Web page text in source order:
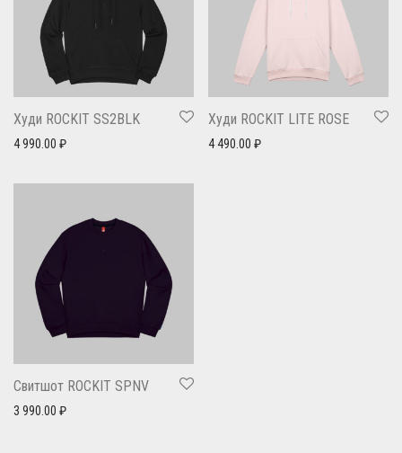
Худи ROCKIT SS2BLK
4 990.00 ₽
Худи ROCKIT LITE ROSE
4 490.00 ₽
Свитшот ROCKIT SPNV
3 990.00 ₽